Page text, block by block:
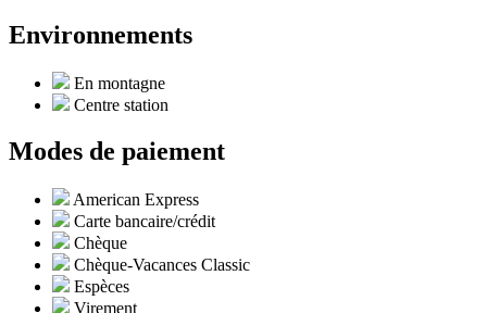
Environnements
En montagne
Centre station
Modes de paiement
American Express
Carte bancaire/crédit
Chèque
Chèque-Vacances Classic
Espèces
Virement